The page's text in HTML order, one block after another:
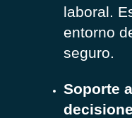
laboral.
entorno
seguro.
Soporte